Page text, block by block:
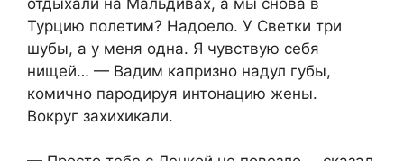
Турцию полетим? Надоело. У Светки три
шубы, а у меня одна. Я чувствую себя
нищей… — Вадим капризно надул губы,
комично пародируя интонацию жены.
Вокруг захихикали.